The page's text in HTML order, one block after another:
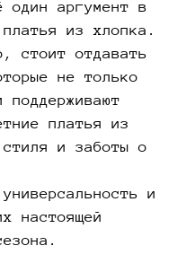
один аргумент в
из хлопка.
стоит отдавать
не только
платья из
и заботы о
и
настоящей